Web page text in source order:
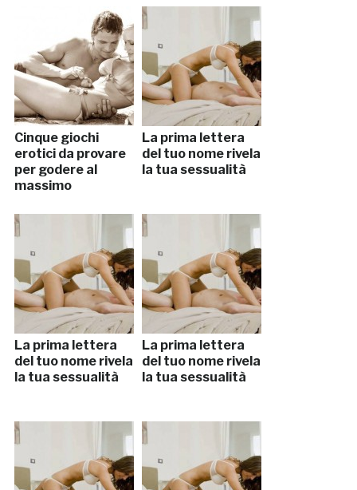
Cinque giochi
erotici da provare
per godere al
massimo
La prima lettera
del tuo nome rivela
la tua sessualità
La prima lettera
del tuo nome rivela
la tua sessualità
La prima lettera
del tuo nome rivela
la tua sessualità